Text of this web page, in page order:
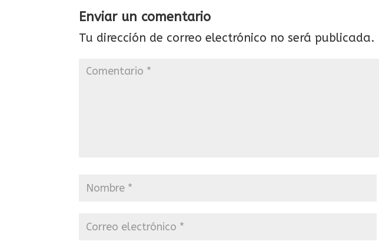
Enviar un comentario
Tu dirección de correo electrónico no será publicada.